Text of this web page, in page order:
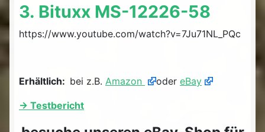
3. Bituxx MS-12226-58
https://www.youtube.com/watch?v=7Ju71NL_PQc
Erhältlich: bei z.B. Amazon oder eBay
-> Testbericht